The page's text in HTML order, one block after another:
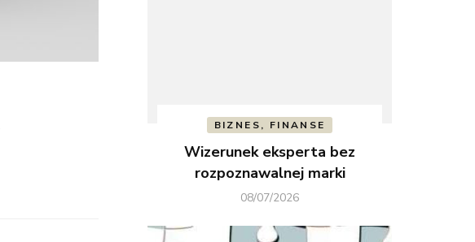
BIZNES, FINANSE
Wizerunek eksperta bez
rozpoznawalnej marki
08/07/2026